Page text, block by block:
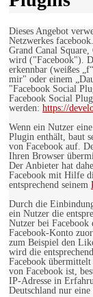
Dieses Angebot
Netzwerkes
Grand Canal
wird ("Facebook").
erkennbar (weißes
mir" oder einem
"Facebook Social
Facebook Social
werden: https://
Wenn ein Nutzer
Plugin enthält, baut
von Facebook auf.
Ihren Browser
Der Anbieter hat
Facebook mit Hilfe
entsprechend seinem
Durch die
ein Nutzer die
Nutzer bei Facebook
Facebook-Konto
zum Beispiel den
wird die
Facebook
von Facebook ist,
IP-Adresse in
Deutschland nur